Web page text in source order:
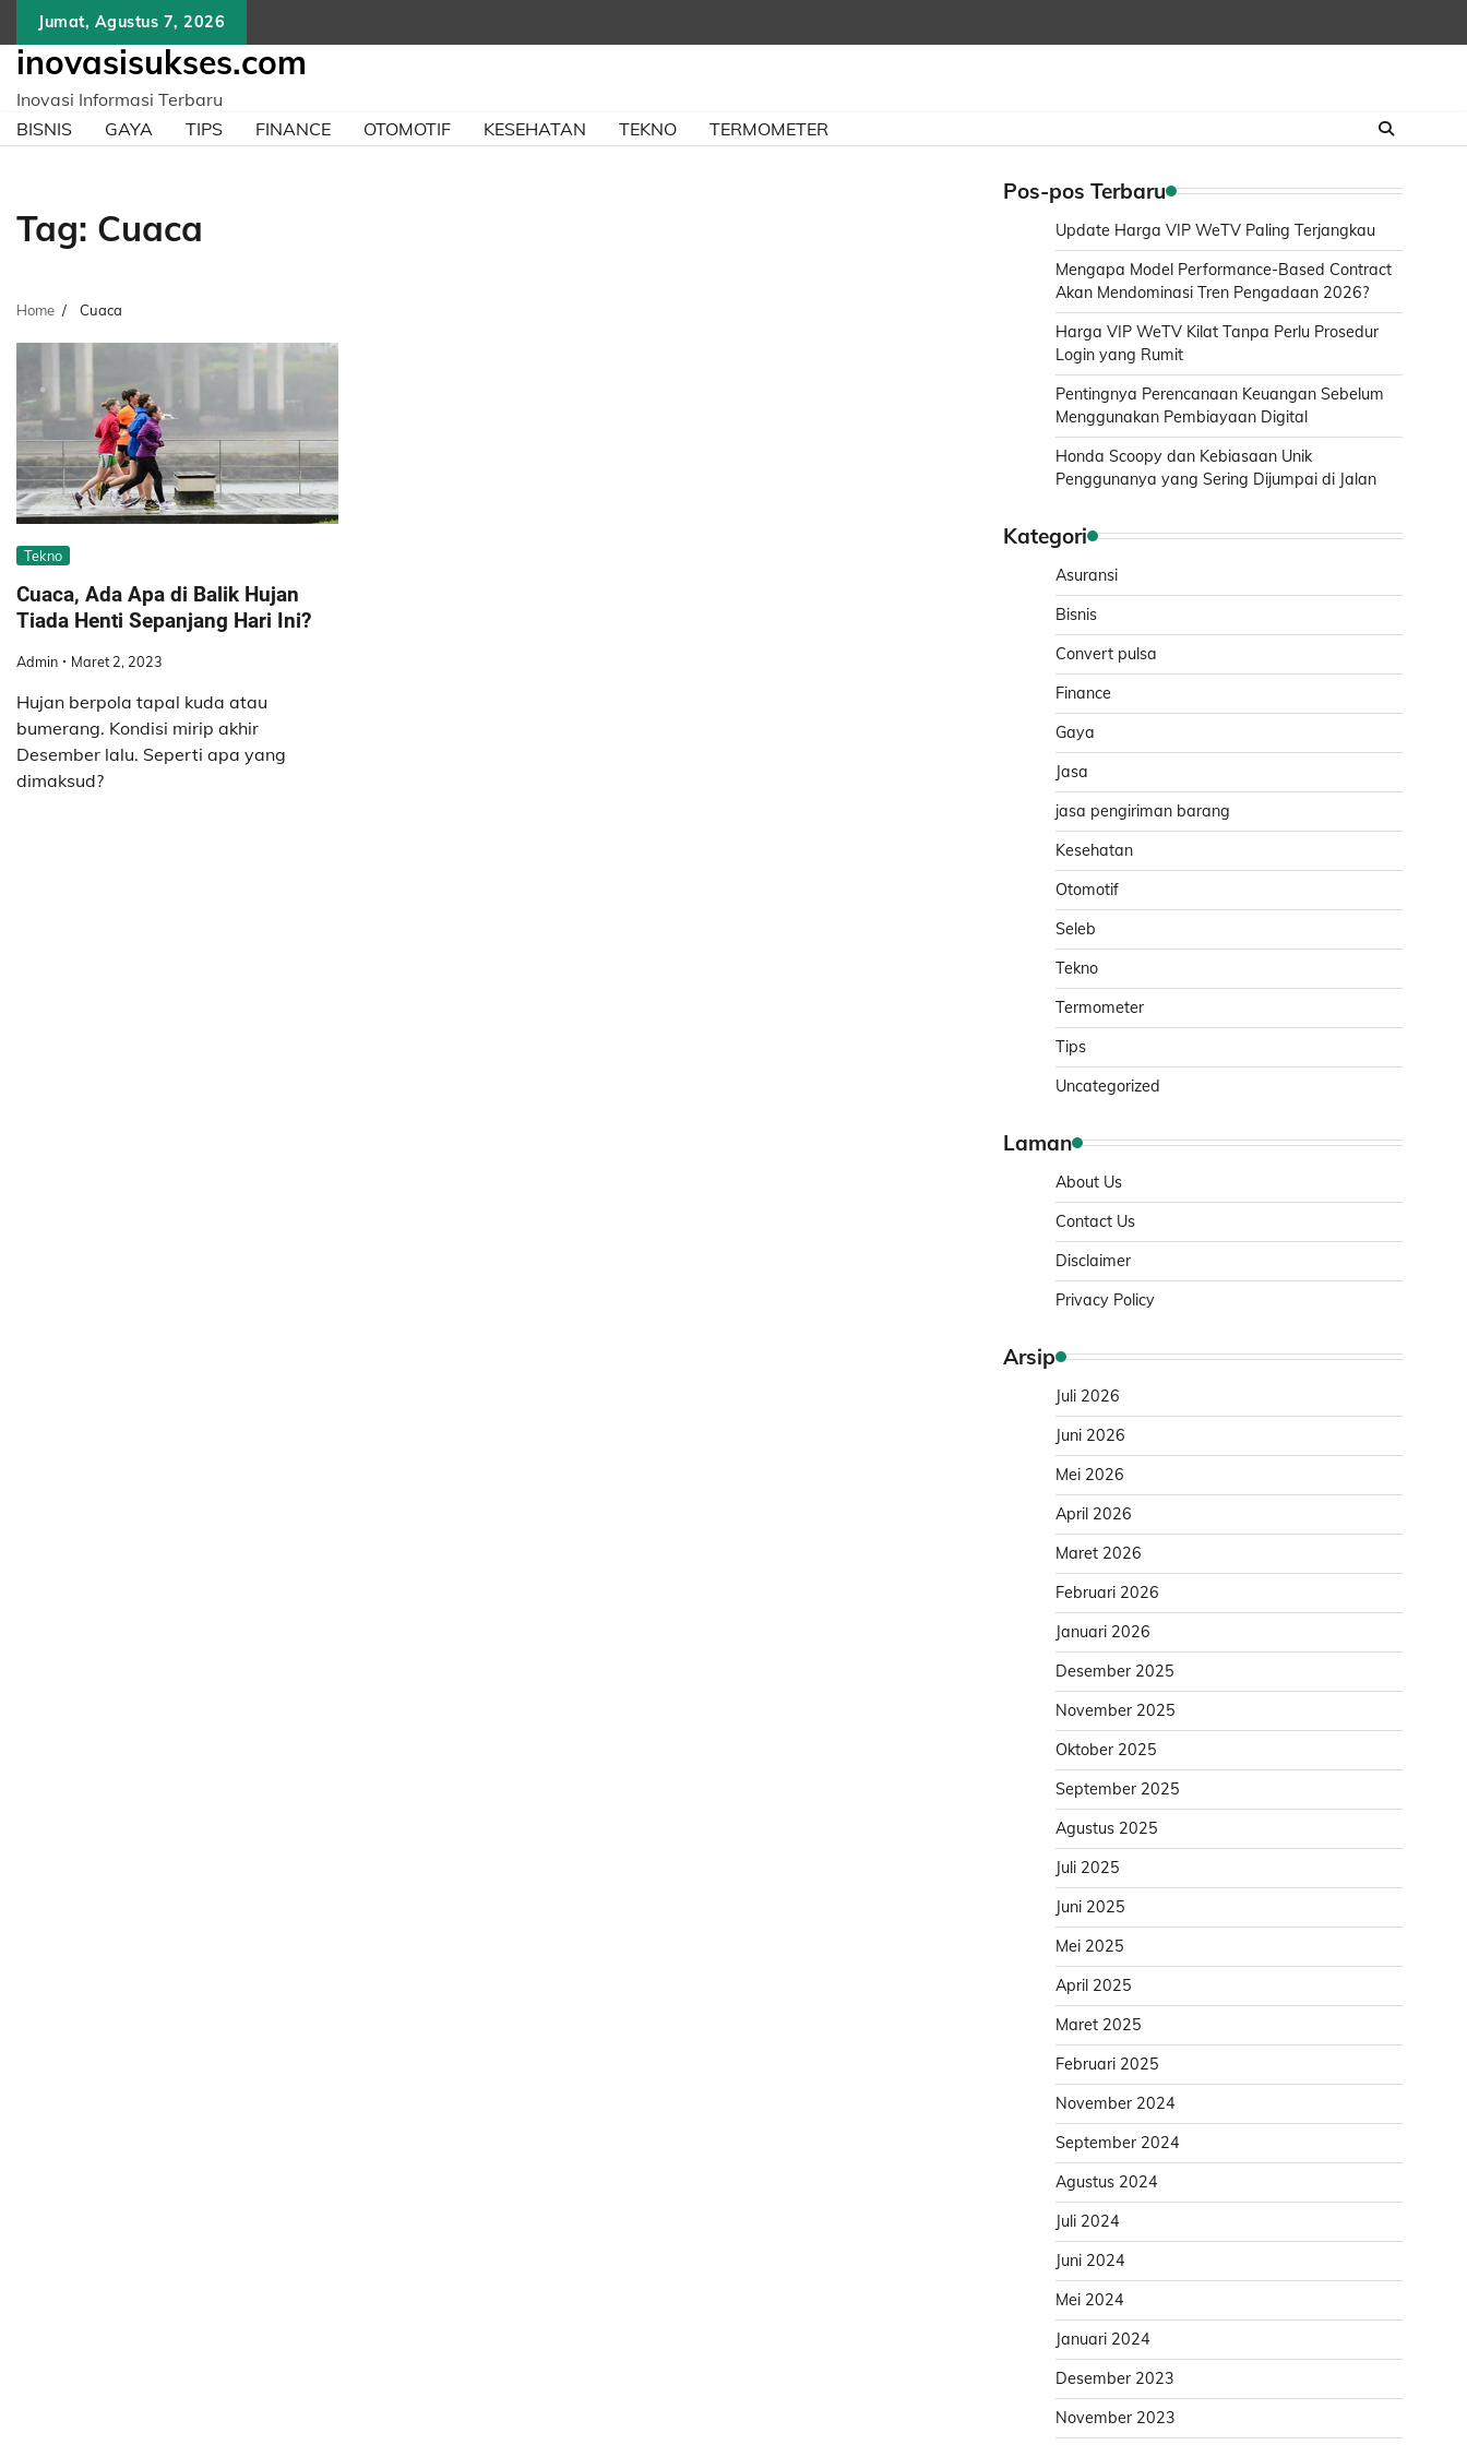
content
Jumat, Agustus 7, 2026
inovasisukses.com
Inovasi Informasi Terbaru
BISNIS
GAYA TIPS FINANCE OTOMOTIF KESEHATAN TEKNO TERMOMETER
Tag: Cuaca
Home Cuaca
Tekno
Cuaca, Ada Apa di Balik Hujan
Tiada Henti Sepanjang Hari Ini?
Admin Maret 2, 2023
Hujan berpola tapal kuda atau
bumerang. Kondisi mirip akhir
Desember lalu. Seperti apa yang
dimaksud?
Pos-pos Terbaru
Update Harga VIP WeTV Paling Terjangkau
Mengapa Model Performance-Based Contract
Akan Mendominasi Tren Pengadaan 2026?
Harga VIP WeTV Kilat Tanpa Perlu Prosedur
Login yang Rumit
Pentingnya Perencanaan Keuangan Sebelum
Menggunakan Pembiayaan Digital
Honda Scoopy dan Kebiasaan Unik
Penggunanya yang Sering Dijumpai di Jalan
Kategori
Asuransi
Bisnis
Convert pulsa
Finance
Gaya
Jasa
jasa pengiriman barang
Kesehatan
Otomotif
Seleb
Tekno
Termometer
Tips
Uncategorized
Laman
About Us
Contact Us
Disclaimer
Privacy Policy
Arsip
Juli 2026
Juni 2026
Mei 2026
April 2026
Maret 2026
Februari 2026
Januari 2026
Desember 2025
November 2025
Oktober 2025
September 2025
Agustus 2025
Juli 2025
Juni 2025
Mei 2025
April 2025
Maret 2025
Februari 2025
November 2024
September 2024
Agustus 2024
Juli 2024
Juni 2024
Mei 2024
Januari 2024
Desember 2023
November 2023